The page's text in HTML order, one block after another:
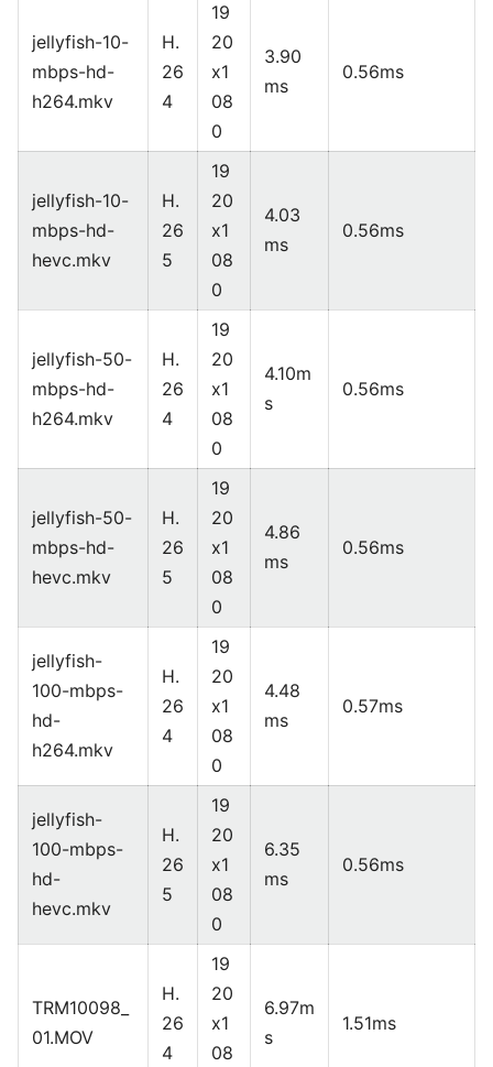
jellyfish-10-
mbps-hd-
h264.mkv
H.
26
4
19
20
x1
08
0
3.90
ms
0.56ms
jellyfish-10-
mbps-hd-
hevc.mkv
H.
26
5
19
20
x1
08
0
4.03
ms
0.56ms
jellyfish-50-
mbps-hd-
h264.mkv
H.
26
4
19
20
x1
08
0
4.10m
s
0.56ms
jellyfish-50-
mbps-hd-
hevc.mkv
H.
26
5
19
20
x1
08
0
4.86
ms
0.56ms
jellyfish-
100-mbps-
hd-
h264.mkv
H.
26
4
19
20
x1
08
0
4.48
ms
0.57ms
jellyfish-
100-mbps-
hd-
hevc.mkv
H.
26
5
19
20
x1
08
0
6.35
ms
0.56ms
TRM10098_
01.MOV
H.
26
4
19
20
x1
08
6.97m
s
1.51ms